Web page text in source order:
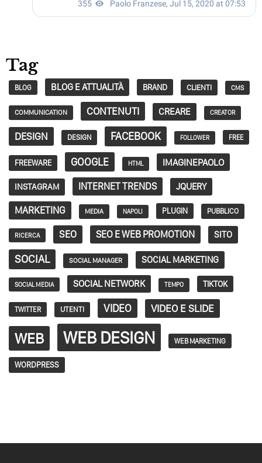
Tag
BLOG BLOG E ATTUALITÀ BRAND CLIENTI CMS
COMMUNICATION CONTENUTI CREARE CREATOR
DESIGN DESIGN FACEBOOK FOLLOWER FREE
FREEWARE GOOGLE HTML IMAGINEPAOLO
INSTAGRAM INTERNET TRENDS JQUERY
MARKETING MEDIA NAPOLI PLUGIN PUBBLICO
RICERCA SEO SEO E WEB PROMOTION SITO
SOCIAL SOCIAL MANAGER SOCIAL MARKETING
SOCIAL MEDIA SOCIAL NETWORK TEMPO TIKTOK
TWITTER UTENTI VIDEO VIDEO E SLIDE
WEB WEB DESIGN WEB MARKETING
WORDPRESS